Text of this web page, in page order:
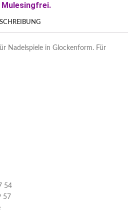
Mulesingfrei.
Nadelspiele in Glockenform. Für
54
57